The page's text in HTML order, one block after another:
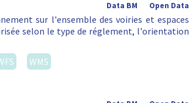
Open Data
Data BM
sur l'ensemble des voiries et espaces
selon le type de réglement, l'orientation
WMS